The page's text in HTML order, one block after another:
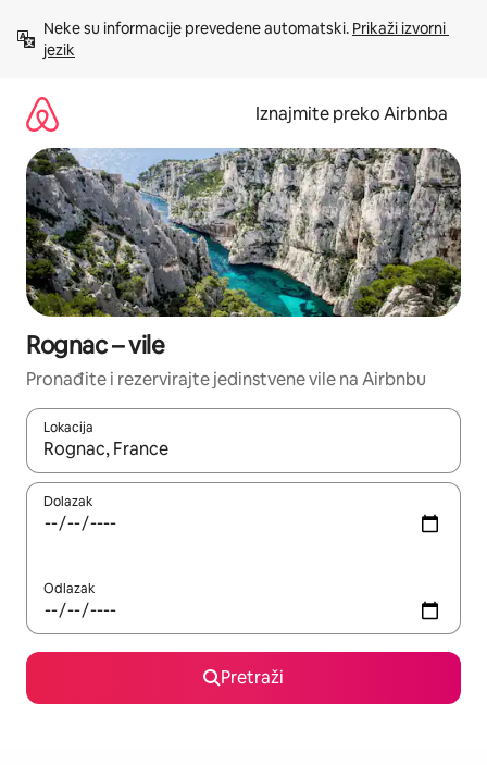
sadržaj
Neke su informacije prevedene automatski. Prikaži izvorni
jezik
Iznajmite preko Airbnba
Rognac – vile
Pronađite i rezervirajte jedinstvene vile na Airbnbu
Lokacija
Kada budu dostupni rezultati, moći ćete ih pregledati
Dolazak
Odlazak
Pretraži